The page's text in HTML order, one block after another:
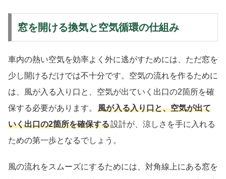
窓を開ける換気と空気循環の仕組み
車内の熱い空気を効率よく外に逃がすためには、ただ窓を
少し開けるだけでは不十分です。空気の流れを作るために
は、風が入る入り口と、空気が出ていく出口の2箇所を確
保する必要があります。
風が入る入り口と、空気が出て
いく出口の2箇所を確保する設計が、涼しさを手に入れる
ための第一歩となるでしょう。
風の流れをスムーズにするためには、対角線上にある窓を